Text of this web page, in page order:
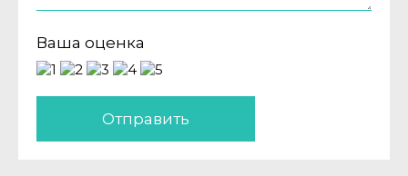
Ваша оценка
Отправить